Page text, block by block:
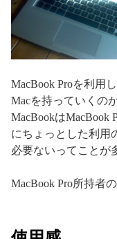
MacBook Proを利用
Macを持っていくの
MacBookはMacBook
にちょっとした利用
必要ないってことが
MacBook Pro所持者